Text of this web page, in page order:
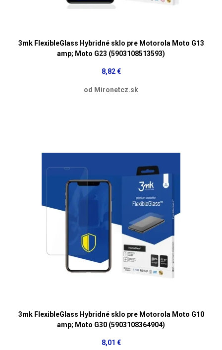
3mk FlexibleGlass Hybridné sklo pre Motorola Moto G13
amp; Moto G23 (5903108513593)
8,82 €
od Mironetcz.sk
3mk FlexibleGlass Hybridné sklo pre Motorola Moto G10
amp; Moto G30 (5903108364904)
8,01 €